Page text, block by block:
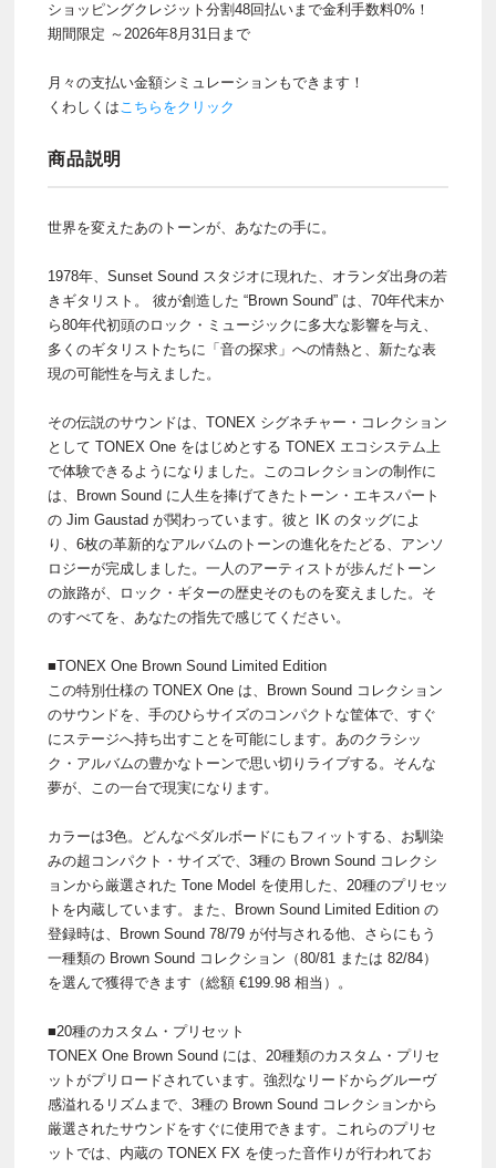
ショッピングクレジット分割48回払いまで金利手数料0%！
期間限定 ～2026年8月31日まで
月々の支払い金額シミュレーションもできます！
くわしくはこちらをクリック
商品説明
世界を変えたあのトーンが、あなたの手に。
1978年、Sunset Sound スタジオに現れた、オランダ出身の若
きギタリスト。 彼が創造した “Brown Sound” は、70年代末か
ら80年代初頭のロック・ミュージックに多大な影響を与え、
多くのギタリストたちに「音の探求」への情熱と、新たな表
現の可能性を与えました。
その伝説のサウンドは、TONEX シグネチャー・コレクション
として TONEX One をはじめとする TONEX エコシステム上
で体験できるようになりました。このコレクションの制作に
は、Brown Sound に人生を捧げてきたトーン・エキスパート
の Jim Gaustad が関わっています。彼と IK のタッグによ
り、6枚の革新的なアルバムのトーンの進化をたどる、アンソ
ロジーが完成しました。一人のアーティストが歩んだトーン
の旅路が、ロック・ギターの歴史そのものを変えました。そ
のすべてを、あなたの指先で感じてください。
■TONEX One Brown Sound Limited Edition
この特別仕様の TONEX One は、Brown Sound コレクション
のサウンドを、手のひらサイズのコンパクトな筐体で、すぐ
にステージへ持ち出すことを可能にします。あのクラシッ
ク・アルバムの豊かなトーンで思い切りライブする。そんな
夢が、この一台で現実になります。
カラーは3色。どんなペダルボードにもフィットする、お馴染
みの超コンパクト・サイズで、3種の Brown Sound コレクシ
ョンから厳選された Tone Model を使用した、20種のプリセッ
トを内蔵しています。また、Brown Sound Limited Edition の
登録時は、Brown Sound 78/79 が付与される他、さらにもう
一種類の Brown Sound コレクション（80/81 または 82/84）
を選んで獲得できます（総額 €199.98 相当）。
■20種のカスタム・プリセット
TONEX One Brown Sound には、20種類のカスタム・プリセ
ットがプリロードされています。強烈なリードからグルーヴ
感溢れるリズムまで、3種の Brown Sound コレクションから
厳選されたサウンドをすぐに使用できます。これらのプリセ
ットでは、内蔵の TONEX FX を使った音作りが行われてお